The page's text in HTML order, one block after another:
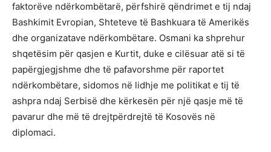
faktorëve ndërkombëtarë, përfshirë qëndrimet e tij ndaj
Bashkimit Evropian, Shteteve të Bashkuara të Amerikës
dhe organizatave ndërkombëtare. Osmani ka shprehur
shqetësim për qasjen e Kurtit, duke e cilësuar atë si të
papërgjegjshme dhe të pafavorshme për raportet
ndërkombëtare, sidomos në lidhje me politikat e tij të
ashpra ndaj Serbisë dhe kërkesën për një qasje më të
pavarur dhe më të drejtpërdrejtë të Kosovës në
diplomaci.